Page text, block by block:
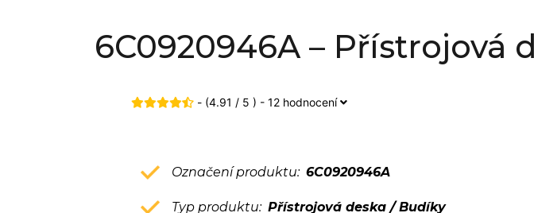
6C0920946A –
- (4.91 / 5 ) - 12 hodnocení
Označení produktu: 6C0920946A
Typ produktu: Přístrojová deska / Budíky